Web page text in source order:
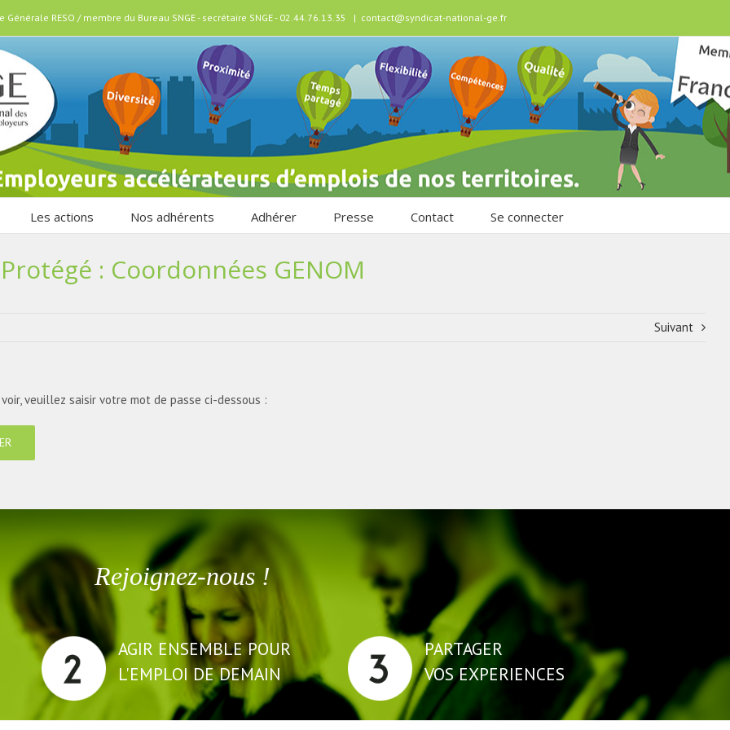
Générale RESO / membre du Bureau SNGE - secrétaire SNGE - 02.44.76.13.35 | contact@syndicat-national-ge.fr
Les actions Nos adhérents Adhérer Presse Contact Se connecter
Protégé : Coordonnées GENOM
Suivant
veuillez saisir votre mot de passe ci-dessous :
Rejoignez-nous !
AGIR ENSEMBLE POUR
L'EMPLOI DE DEMAIN
PARTAGER
VOS EXPERIENCES